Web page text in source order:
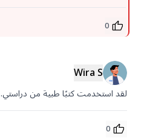
0
Wira S
لقد استخدمت كتبًا طبية من دراستي.
0